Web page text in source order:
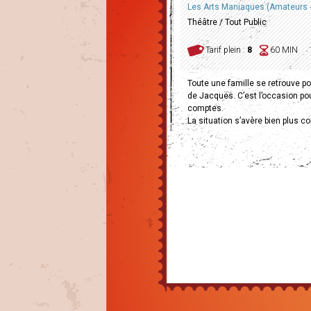
Les Arts Maniaques (Amateurs
Théâtre / Tout Public
Tarif plein :8 60 MIN
Toute une famille se retrouve
de Jacques. C’est l’occasion
comptes.
La situation s’avère bien plus